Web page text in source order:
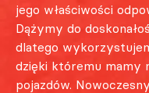
jego właściwości
Dążymy do
dlatego
dzięki któremu mamy
pojazdów.